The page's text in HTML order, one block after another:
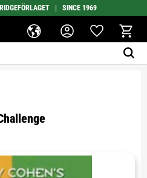
| SINCE 1969
Favorites
Basket